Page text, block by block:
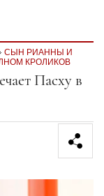
СЫН РИАННЫ И
КРОЛИКОВ
Пасху в